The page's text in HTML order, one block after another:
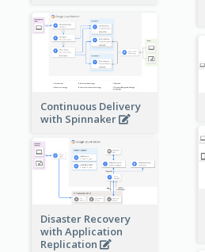
Continuous Delivery
with Spinnaker
Disaster Recovery
with Application
Replication